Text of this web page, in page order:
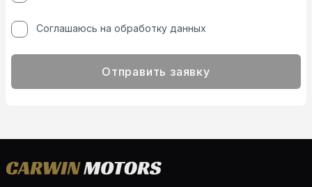
Соглашаюсь на обработку данных
Отправить заявку